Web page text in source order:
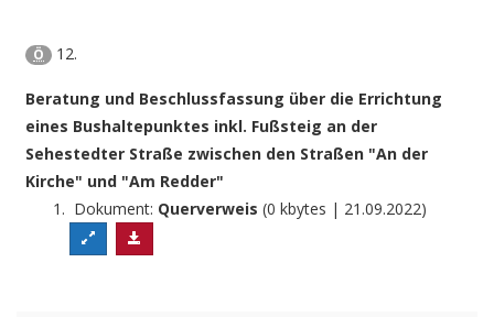
Ö 12.
Beratung und Beschlussfassung über die Errichtung
eines Bushaltepunktes inkl. Fußsteig an der
Sehestedter Straße zwischen den Straßen "An der
Kirche" und "Am Redder"
Dokument: Querverweis (0 kbytes | 21.09.2022)